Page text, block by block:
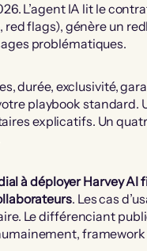
L’agent IA lit le
flags), génère un
problématiques.
durée, exclusivité,
playbook standard.
explicatifs. Un
à déployer Harvey AI
. Les cas
Le différenciant